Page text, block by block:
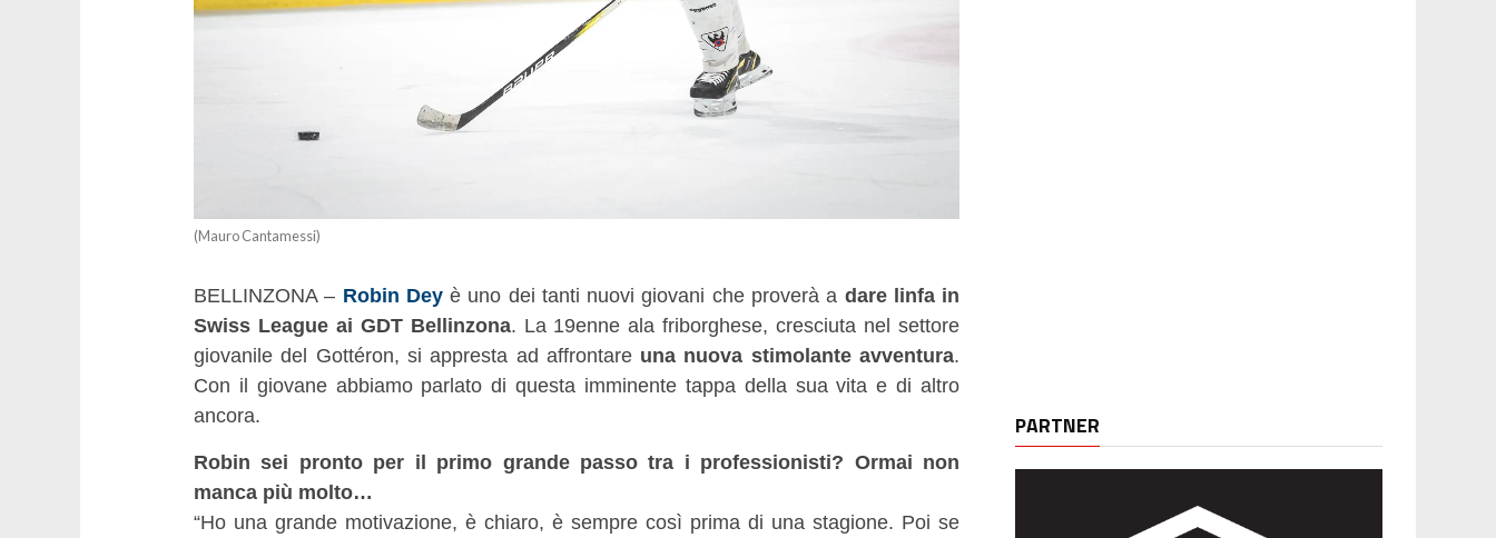
(Mauro Cantamessi)
BELLINZONA – Robin Deyè uno dei tanti nuovi giovani che proverà a dare linfa in
Swiss League ai GDT Bellinzona. La 19enne ala friborghese, cresciuta nel settore
giovanile del Gottéron, si appresta ad affrontare una nuova stimolante avventura.
Con il giovane abbiamo parlato di questa imminente tappa della sua vita e di altro
ancora.
Robin sei pronto per il primo grande passo tra i professionisti? Ormai non
manca più molto…
“Ho una grande motivazione, è chiaro, è sempre così prima di una stagione. Poi se
PARTNER